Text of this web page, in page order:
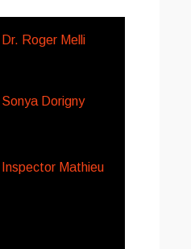
Dr. Roger Melli
Sonya Dorigny
Inspector Mathieu